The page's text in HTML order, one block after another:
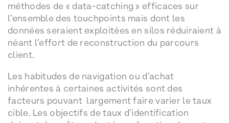
méthodes de « data-catching » efficaces sur
l’ensemble des touchpoints mais dont les
données seraient exploitées en silos réduiraient à
néant l’effort de reconstruction du parcours
client.
Les habitudes de navigation ou d’achat
inhérentes à certaines activités sont des
facteurs pouvant largement faire varier le taux
cible. Les objectifs de taux d’identification